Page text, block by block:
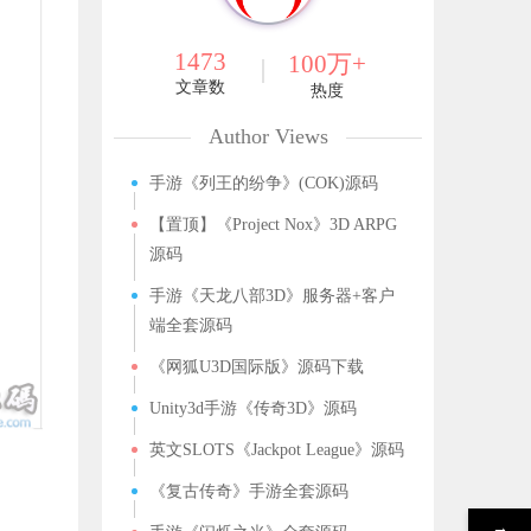
1473
文章数
100万+
热度
Author Views
手游《列王的纷争》(COK)源码
【置顶】《Project Nox》3D ARPG
源码
手游《天龙八部3D》服务器+客户
端全套源码
《网狐U3D国际版》源码下载
Unity3d手游《传奇3D》源码
英文SLOTS《Jackpot League》源码
《复古传奇》手游全套源码